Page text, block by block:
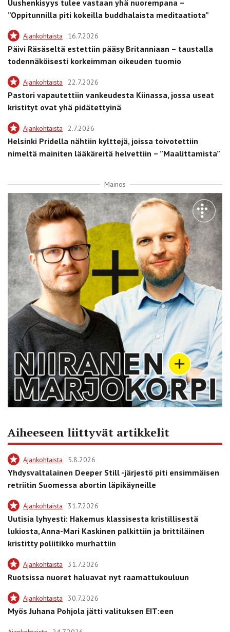
Uushenkisyys tulee vastaan yhä nuorempana –
”Oppitunnilla piti kokeilla buddhalaista meditaatiota”
Ajankohtaista 16.7.2026
Päivi Räsäseltä estettiin pääsy Britanniaan – taustalla
todennäköisesti korkeimman oikeuden tuomio
Ajankohtaista 22.7.2026
Pastori vapautettiin vankeudesta Kiinassa, jossa useat
kristityt ovat yhä pidätettyinä
Ajankohtaista 2.7.2026
Helsinki Pridella nähtiin kylttejä, joissa toivotettiin
nimeltä mainiten lääkäreitä helvettiin – ”Maalittamista”
Mainos
Aiheeseen liittyvät artikkelit
Ajankohtaista 5.8.2026
Yhdysvaltalainen Deeper Still -järjestö piti ensimmäisen
retriitin Suomessa abortin läpikäyneille
Ajankohtaista 31.7.2026
Uutisia lyhyesti: Hakemus klassisesta kristillisestä
lukiosta, Anna-Mari Kaskinen palkittiin ja brittiläinen
kristitty poliitikko murhattiin
Ajankohtaista 31.7.2026
Ruotsissa nuoret haluavat nyt raamattukouluun
Ajankohtaista 30.7.2026
Myös Juhana Pohjola jätti valituksen EIT:een